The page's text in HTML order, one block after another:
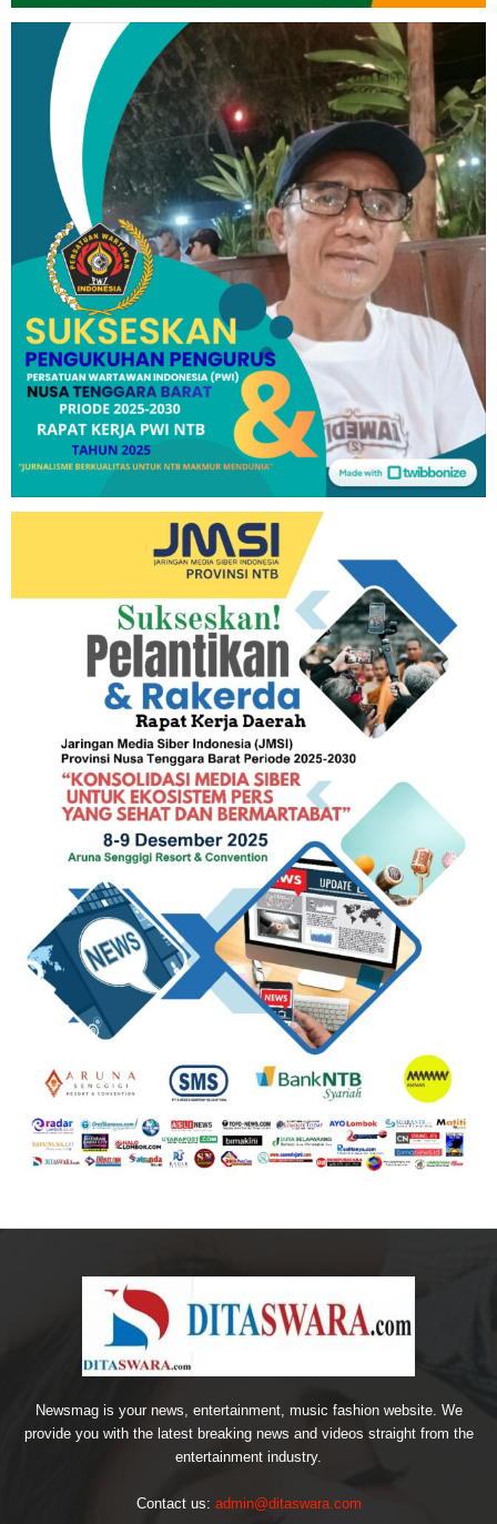
Newsmag is your news, entertainment, music fashion website. We
provide you with the latest breaking news and videos straight from the
entertainment industry.
Contact us: admin@ditaswara.com